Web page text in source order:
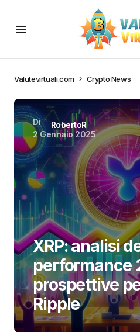
Valutevirtuali.com Crypto News
Di
RobertoR
2 Gennaio 2025
XRP: analisi
performance
prospettive
Ripple